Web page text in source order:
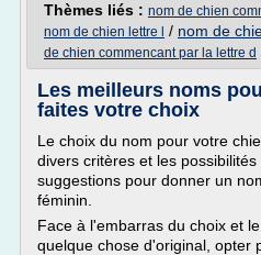
Thèmes liés : nom de chien
nom de chien lettre l
/ nom de
de chien commencant par la lettre d
Les meilleurs noms
faites votre choix
Le choix du nom pour votre
divers critères et les
suggestions pour donner un
féminin.
Face à l'embarras du choix et
quelque chose d'original, opter